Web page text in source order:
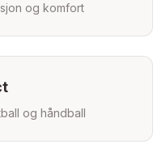
og komfort
og håndball